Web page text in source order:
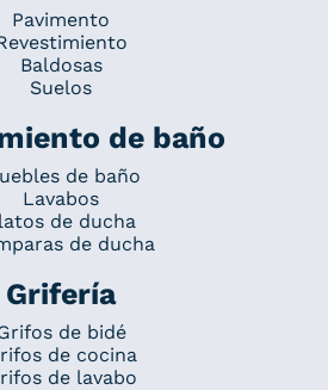
Pavimento
Baldosas
Suelos
de baño
de baño
Lavabos
de ducha
de ducha
Grifería
de bidé
de cocina
de lavabo